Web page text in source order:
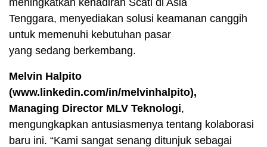
Tenggara, menyediakan solusi keamanan canggih
untuk memenuhi kebutuhan pasar
yang sedang berkembang.
Melvin Halpito
(www.linkedin.com/in/melvinhalpito),
Managing Director MLV Teknologi,
mengungkapkan antusiasmenya tentang kolaborasi
baru ini. “Kami sangat senang ditunjuk sebagai